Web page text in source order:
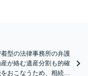
型の法律事務所の弁護
が絡む遺産分割も的確
おこなうため、相続問